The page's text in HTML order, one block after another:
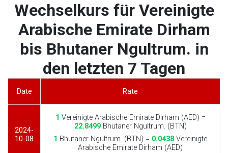
Wechselkurs für Vereinigte
Arabische Emirate Dirham
bis Bhutaner Ngultrum. in
den letzten 7 Tagen
Date Rate
2024-
10-08
1 Vereinigte Arabische Emirate Dirham (AED) =
22.8499Bhutaner Ngultrum. (BTN)
1 Bhutaner Ngultrum. (BTN) = 0.0438 Vereinigte
Arabische Emirate Dirham (AED)